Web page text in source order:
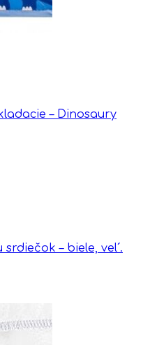
– Dinosaury
– biele, vel´.